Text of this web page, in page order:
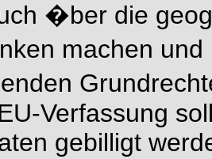
�ber die
machen
Verfassung
gebilligt